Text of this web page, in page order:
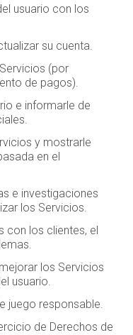
usuario con los
su cuenta.
(por
de pagos).
e informarle de
y mostrarle
en el
e investigaciones
los Servicios.
con los clientes, el
los Servicios
usuario.
juego responsable.
de Derechos de